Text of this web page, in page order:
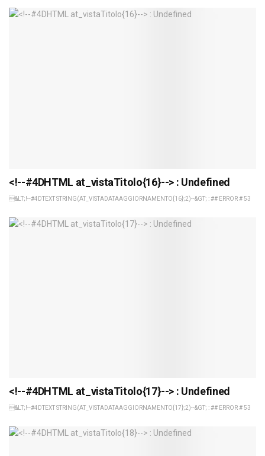
<!--#4DHTML at_vistaTitolo{16}--> : Undefined
&LT;!--#4DTEXT STRING(AT_VISTADATAAGGIORNAMENTO{16};2)--&GT; : ## ERROR # 53
<!--#4DHTML at_vistaTitolo{17}--> : Undefined
&LT;!--#4DTEXT STRING(AT_VISTADATAAGGIORNAMENTO{17};2)--&GT; : ## ERROR # 53